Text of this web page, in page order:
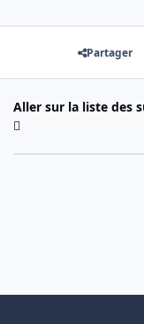
Partager
Aller sur la liste des